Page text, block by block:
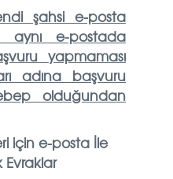
şahsi e-posta
aynı e-postada
yapmaması
adına başvuru
olduğundan
için e-posta İle